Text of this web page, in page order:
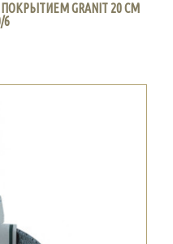
GRANIT 20 СМ
6